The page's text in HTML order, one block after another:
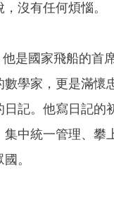
沒有任何煩惱。
是國家飛船的首
學家，更是滿懷
日記。他寫日記的
集中統一管理、攀
。